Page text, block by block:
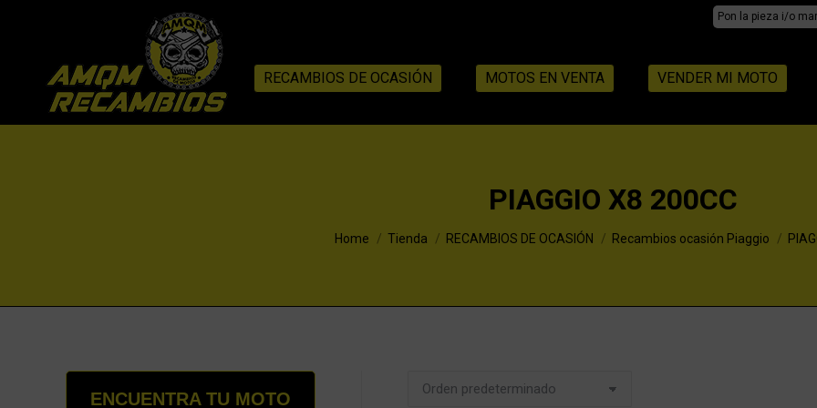
Search:
RECAMBIOS DE OCASIÓN MOTOS EN VENTA VENDER MI MOTO
PIAGGIO X8 200CC
You are here:
Home Tienda RECAMBIOS DE OCASIÓN Recambios ocasión Piaggio
ENCUENTRA TU MOTO